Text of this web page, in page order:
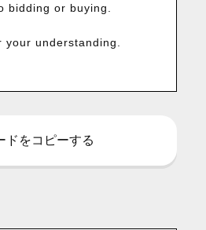
bidding or buying.
your understanding.
をコピーする